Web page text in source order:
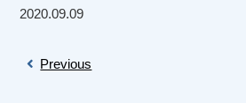
2020.09.09
Previous